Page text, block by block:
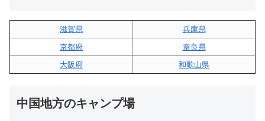
滋賀県
兵庫県
京都府
奈良県
大阪府
和歌山県
中国地方のキャンプ場